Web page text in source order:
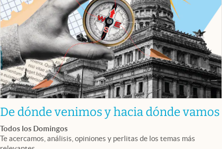
De dónde venimos y hacia dónde vamos
Todos los Domingos
Te acercamos, análisis, opiniones y perlitas de los temas más